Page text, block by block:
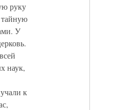
руку
тайную
У
наук,
к